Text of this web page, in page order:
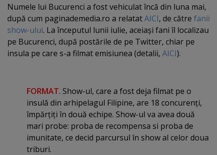
Numele lui Bucurenci a fost vehiculat încă din luna mai,
după cum paginademedia.ro a relatatAICI, de către fanii
show-ului. La începutul lunii iulie, aceiaşi fani îl localizau
pe Bucurenci, după postările de pe Twitter, chiar pe
insula pe care s-a filmat emisiunea (detalii, AICI).
FORMAT. Show-ul, care a fost deja filmat pe o
insulă din arhipelagul Filipine, are 18 concurenţi,
împărţiţi în două echipe. Show-ul va avea două
mari probe: proba de recompensa si proba de
imunitate, ce decid parcursul în show al celor doua
triburi.